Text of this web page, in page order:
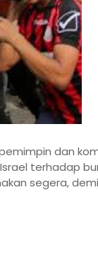
dan
terhadap
segera,